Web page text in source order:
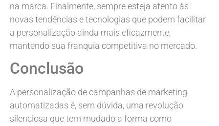
na marca. Finalmente, sempre esteja atento às
novas tendências e tecnologias que podem facilitar
a personalização ainda mais eficazmente,
mantendo sua franquia competitiva no mercado.
Conclusão
A personalização de campanhas de marketing
automatizadas é, sem dúvida, uma revolução
silenciosa que tem mudado a forma como